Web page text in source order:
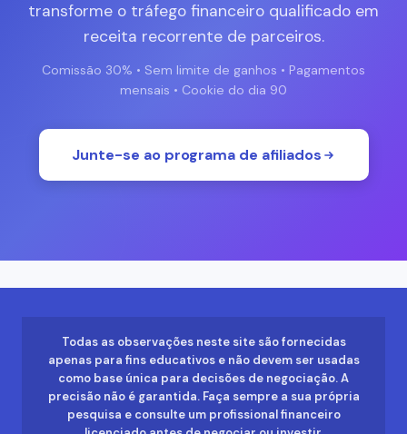
transforme o tráfego financeiro qualificado em
receita recorrente de parceiros.
Comissão 30% • Sem limite de ganhos • Pagamentos
mensais • Cookie do dia 90
Junte-se ao programa de afiliados
Todas as observações neste site são fornecidas
apenas para fins educativos e não devem ser usadas
como base única para decisões de negociação. A
precisão não é garantida. Faça sempre a sua própria
pesquisa e consulte um profissional financeiro